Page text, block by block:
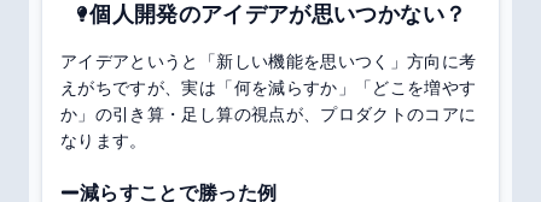
個人開発のアイデアが思いつかない？
アイデアというと「新しい機能を思いつく」方向に考
えがちですが、実は「何を減らすか」「どこを増やす
か」の引き算・足し算の視点が、プロダクトのコアに
なります。
減らすことで勝った例